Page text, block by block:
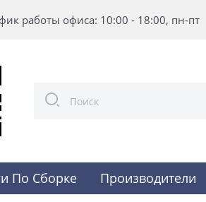
работы офиса: 10:00 - 18:00, пн-пт
По Сборке Производители